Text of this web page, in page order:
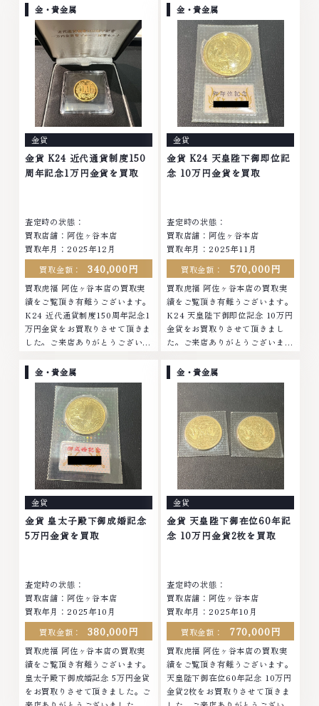
ラチナ ダイヤモンド ブランド品
ブランド衣類 お酒買取りのこと
なら、お任せくださいなかでも
金・プラチナ等のアクセサリー・
貴金属・宝石・ダイヤモンド・ジ
ュエリーや ブランド品・時計等
は特に自信を持って、高額査定を
実現しております。 古くて使わ
なくなってしまったアクセサリ
ー、動かなくなってしまった腕時
計、多くのお品物の高価買取りを
実現しており、他店ではお値段の
付かなかったお品物でも、一点一
～19:00定休日: 年中無休
ラチナ ダイヤモンド ブランド品
ブランド衣類 お酒買取りのこと
なら、お任せくださいなかでも
金・プラチナ等のアクセサリー・
貴金属・宝石・ダイヤモンド・ジ
ュエリーや ブランド品・時計等
は特に自信を持って、高額査定を
実現しております。 古くて使わ
なくなってしまったアクセサリ
ー、動かなくなってしまった腕時
計、多くのお品物の高価買取りを
実現しており、他店ではお値段の
付かなかったお品物でも、一点一
～19:00定休日: 年中無休
金・貴金属
金貨
金貨 K24 近代通貨制度150
周年記念1万円金貨を買取
査定時の状態：
買取店舗：阿佐ヶ谷本店
買取年月：2025年12月
買取金額：
340,000円
買取虎福 阿佐ヶ谷本店の買取実
績をご覧頂き有難うございます。
K24 近代通貨制度150周年記念1
万円金貨をお買取りさせて頂きま
した。ご来店ありがとうございま
プラチナ ダイヤモンド ブランド
品 ブランド衣類 お酒買取りのこ
となら、お任せくださいなかでも
金・プラチナ等のアクセサリー・
貴金属・宝石・ダイヤモンド・ジ
ュエリーや ブランド品・時計等
は特に自信を持って、高額査定を
実現しております。 古くて使わ
なくなってしまったアクセサリ
ー、動かなくなってしまった腕時
計、多くのお品物の高価買取りを
実現しており、他店ではお値段の
付かなかったお品物でも、一点一
～19:00定休日: 年中無休
金・貴金属
金貨
金貨 K24 天皇陛下御即位記
念 10万円金貨を買取
査定時の状態：
買取店舗：阿佐ヶ谷本店
買取年月：2025年11月
買取金額：
570,000円
買取虎福 阿佐ヶ谷本店の買取実
績をご覧頂き有難うございます。
K24 天皇陛下御即位記念 10万円
金貨をお買取りさせて頂きまし
た。ご来店ありがとうございまし
ラチナ ダイヤモンド ブランド品
ブランド衣類 お酒買取りのこと
なら、お任せくださいなかでも
金・プラチナ等のアクセサリー・
貴金属・宝石・ダイヤモンド・ジ
ュエリーや ブランド品・時計等
は特に自信を持って、高額査定を
実現しております。 古くて使わ
なくなってしまったアクセサリ
ー、動かなくなってしまった腕時
計、多くのお品物の高価買取りを
実現しており、他店ではお値段の
付かなかったお品物でも、一点一
～19:00定休日: 年中無休
金・貴金属
金貨
金貨 皇太子殿下御成婚記念
5万円金貨を買取
査定時の状態：
買取店舗：阿佐ヶ谷本店
買取年月：2025年10月
買取金額：
380,000円
買取虎福 阿佐ヶ谷本店の買取実
績をご覧頂き有難うございます。
皇太子殿下御成婚記念 5万円金貨
をお買取りさせて頂きました。ご
金・貴金属
金貨
金貨 天皇陛下御在位60年記
念 10万円金貨2枚を買取
査定時の状態：
買取店舗：阿佐ヶ谷本店
買取年月：2025年10月
買取金額：
770,000円
買取虎福 阿佐ヶ谷本店の買取実
績をご覧頂き有難うございます。
天皇陛下御在位60年記念 10万円
金貨2枚をお買取りさせて頂きま